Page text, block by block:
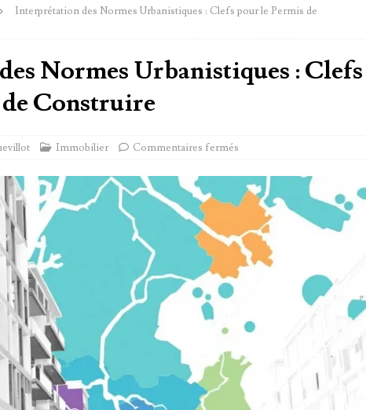
Interprétation des Normes Urbanistiques : Clefs pour le Permis de
Normes Urbanistiques : Clefs
Construire
Immobilier Commentaires fermés